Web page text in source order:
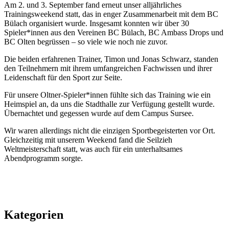
Am 2. und 3. September fand erneut unser alljährliches
Trainingsweekend statt, das in enger Zusammenarbeit mit dem BC
Bülach organisiert wurde. Insgesamt konnten wir über 30
Spieler*innen aus den Vereinen BC Bülach, BC Ambass Drops und
BC Olten begrüssen – so viele wie noch nie zuvor.
Die beiden erfahrenen Trainer, Timon und Jonas Schwarz, standen
den Teilnehmern mit ihrem umfangreichen Fachwissen und ihrer
Leidenschaft für den Sport zur Seite.
Für unsere Oltner-Spieler*innen fühlte sich das Training wie ein
Heimspiel an, da uns die Stadthalle zur Verfügung gestellt wurde.
Übernachtet und gegessen wurde auf dem Campus Sursee.
Wir waren allerdings nicht die einzigen Sportbegeisterten vor Ort.
Gleichzeitig mit unserem Weekend fand die Seilzieh
Weltmeisterschaft statt, was auch für ein unterhaltsames
Abendprogramm sorgte.
Kategorien